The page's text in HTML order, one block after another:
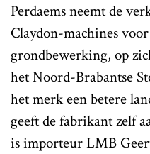
Perdaems neemt de
Claydon-machines
grondbewerking, op
het Noord-Brabantse
het merk een betere
geeft de fabrikant zelf
is importeur LMB